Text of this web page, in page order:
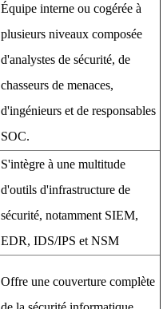
Équipe interne ou cogérée à
plusieurs niveaux composée
d'analystes de sécurité, de
chasseurs de menaces,
d'ingénieurs et de responsables
SOC.
S'intègre à une multitude
d'outils d'infrastructure de
sécurité, notamment SIEM,
EDR, IDS/IPS et NSM
Offre une couverture complète